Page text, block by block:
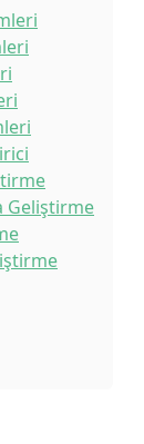
Geliştirme